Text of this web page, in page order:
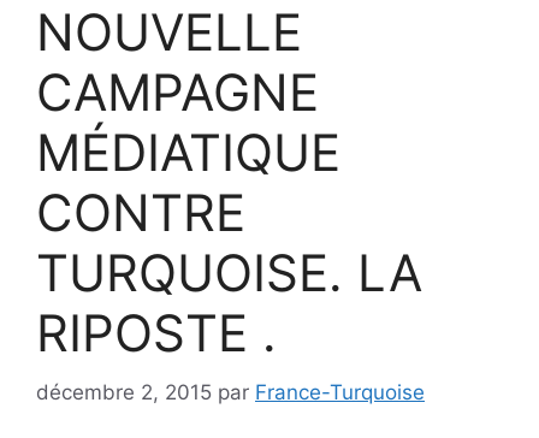
NOUVELLE
CAMPAGNE
MÉDIATIQUE
CONTRE
TURQUOISE. LA
RIPOSTE .
décembre 2, 2015 par France-Turquoise